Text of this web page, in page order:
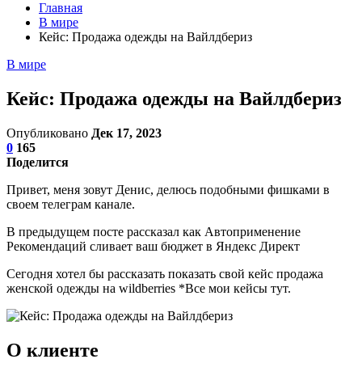
Главная
В мире
Кейс: Продажа одежды на Вайлдбериз
В мире
Кейс: Продажа одежды на Вайлдбериз
Опубликовано Дек 17, 2023
0 165
Поделится
Привет, меня зовут Денис, делюсь подобными фишками в
своем телеграм канале.
В предыдущем посте рассказал как Автоприменение
Рекомендаций сливает ваш бюджет в Яндекс Директ
Сегодня хотел бы рассказать показать свой кейс продажа
женской одежды на wildberries *Все мои кейсы тут.
О клиенте